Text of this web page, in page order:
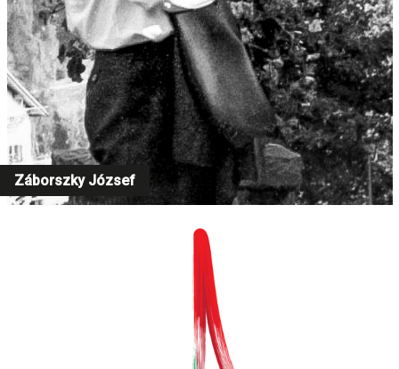
Záborszky József